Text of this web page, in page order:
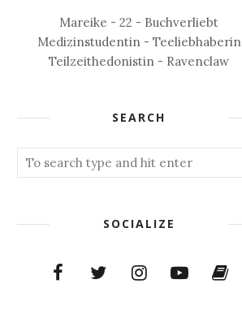
Mareike - 22 - Buchverliebt
Medizinstudentin - Teeliebhaberin
Teilzeithedonistin - Ravenclaw
SEARCH
SOCIALIZE